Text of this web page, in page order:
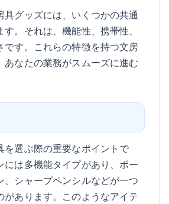
具グッズには、いくつかの共通
。それは、機能性、携帯性、
です。これらの特徴を持つ文房
あなたの業務がスムーズに進む
を選ぶ際の重要なポイントで
には多機能タイプがあり、ボー
、シャープペンシルなどが一つ
があります。このようなアイテ